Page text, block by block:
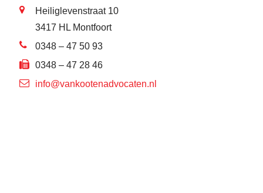
Heiliglevenstraat 10
3417 HL Montfoort
0348 – 47 50 93
0348 – 47 28 46
info@vankootenadvocaten.nl